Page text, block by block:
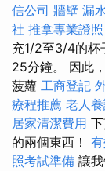
信公司 牆壁 漏
社 推拿專業證照
充1/2至3/4的杯
25分鐘。 因此
菠蘿 工商登記
療程推薦 老人
居家清潔費用
的兩個東西！
照考試準備 讓